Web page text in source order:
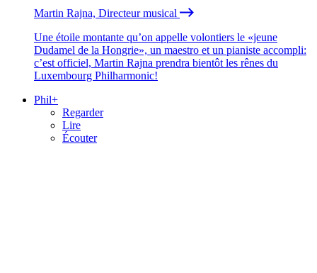
Martin Rajna, Directeur musical
Une étoile montante qu’on appelle volontiers le «jeune
Dudamel de la Hongrie», un maestro et un pianiste accompli:
c’est officiel, Martin Rajna prendra bientôt les rênes du
Luxembourg Philharmonic!
Phil+
Regarder
Lire
Écouter